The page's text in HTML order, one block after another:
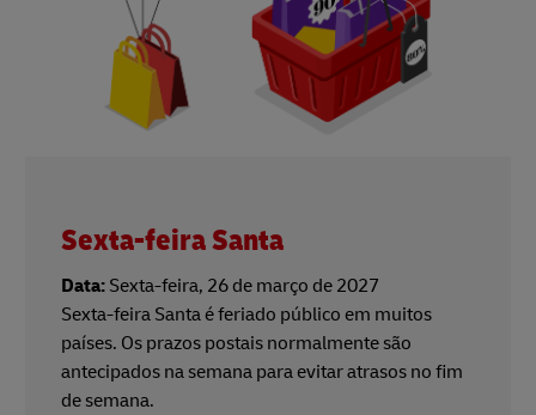
Sexta-feira Santa
Data: Sexta-feira, 26 de março de 2027
Sexta-feira Santa é feriado público em muitos
países. Os prazos postais normalmente são
antecipados na semana para evitar atrasos no fim
de semana.